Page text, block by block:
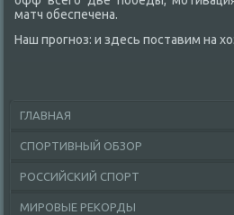
матч обеспечена.
Наш прогноз: и здесь поставим на
ГЛАВНАЯ
СПОРТИВНЫЙ ОБЗОР
РОССИЙСКИЙ СПОРТ
МИРОВЫЕ РЕКОРДЫ